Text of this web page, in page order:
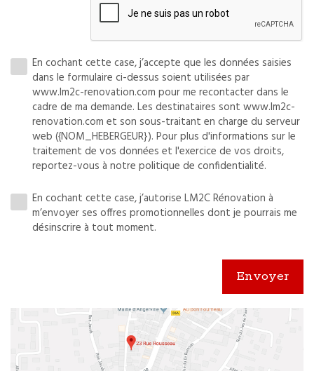
En cochant cette case, j’accepte que les données saisies
dans le formulaire ci-dessus soient utilisées par
www.lm2c-renovation.com pour me recontacter dans le
cadre de ma demande. Les destinataires sont www.lm2c-
renovation.com et son sous-traitant en charge du serveur
web ({NOM_HEBERGEUR}). Pour plus d'informations sur le
traitement de vos données et l'exercice de vos droits,
reportez-vous à notre politique de confidentialité.
En cochant cette case, j’autorise LM2C Rénovation à
m’envoyer ses offres promotionnelles dont je pourrais me
désinscrire à tout moment.